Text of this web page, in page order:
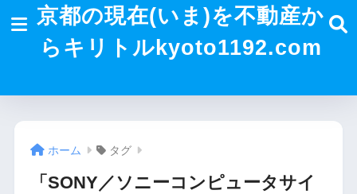
京都の現在(いま)を不動産か
らキリトルkyoto1192.com
ホーム タグ
「SONY／ソニーコンピュータサイ